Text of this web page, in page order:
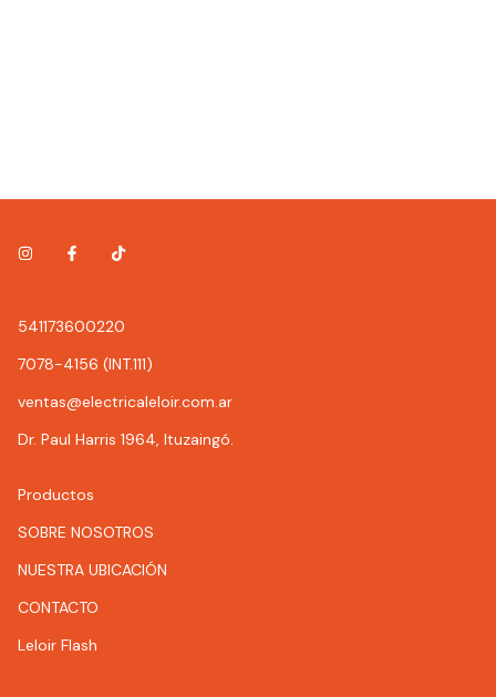
541173600220
7078-4156 (INT.111)
ventas@electricaleloir.com.ar
Dr. Paul Harris 1964, Ituzaingó.
Productos
SOBRE NOSOTROS
NUESTRA UBICACIÓN
CONTACTO
Leloir Flash